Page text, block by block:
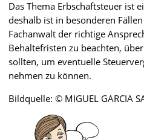
Das Thema Erbschaftsteuer ist
deshalb ist in besonderen
Fachanwalt der richtige
Behaltefristen zu beachten,
sollten, um eventuelle
nehmen zu können.
Bildquelle: © MIGUEL GARCIA